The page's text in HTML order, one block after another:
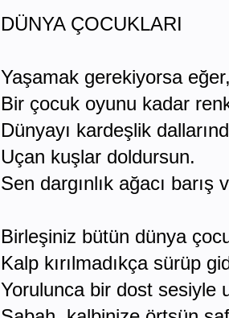
DÜNYA ÇOCUKLARI
Yaşamak gerekiyorsa
Bir çocuk oyunu kadar
Dünyayı kardeşlik
Uçan kuşlar doldursun.
Sen dargınlık ağacı barış
Birleşiniz bütün dünya
Kalp kırılmadıkça sürüp
Yorulunca bir dost sesiyle